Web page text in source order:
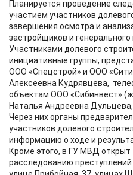
Планируется проведение
участием участников
завершения осмотра и
застройщиков и генерального
Участниками долевого
инициативные группы,
ООО «Спецстрой» и ООО
Алексеевна Кудрявцева,
объектам ООО «Сибинвест»
Наталья Андреевна
Через них органы
участников долевого
информацию о ходе и
Кроме этого, в ГУ МВД открыт
расследованию